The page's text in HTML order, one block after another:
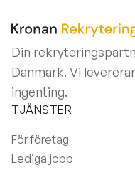
Din
Danmark. Vi
ingenting.
TJÄNSTER
För företag
Lediga jobb